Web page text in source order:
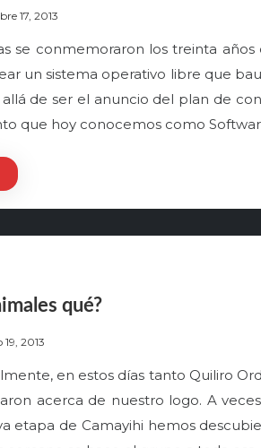
17, 2013
se conmemoraron los treinta
un sistema operativo libre que
allá de ser el anuncio del plan de
que hoy conocemos como
qué?
19, 2013
en estos días tanto Quiliro
acerca de nuestro logo. A
etapa de Camayihi hemos